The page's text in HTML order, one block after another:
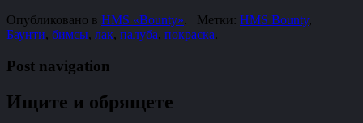
Опубликовано в HMS «Bounty». Метки: HMS Bounty,
Баунти, бимсы, лак, палуба, покраска.
Post navigation
Ищите и обрящете